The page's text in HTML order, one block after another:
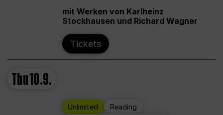
mit Werken von Karlheinz
Stockhausen und Richard Wagner
Tickets
Thu10.9.
Unlimited
Reading